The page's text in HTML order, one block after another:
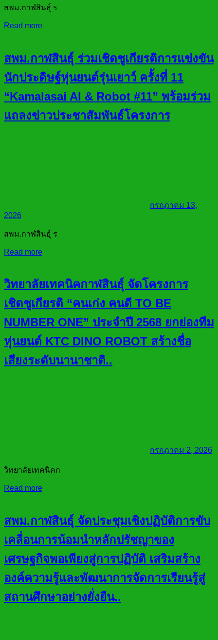
สพม.กาฬสินธุ์ ร
Read more
สพม.กาฬสินธุ์ ร่วมเชิดชูเกียรติการแข่งขัน
นักประดิษฐ์หุ่นยนต์รุ่นเยาว์ ครั้งที่ 11
“Kamalasai AI & Robot #11” พร้อมร่วม
แถลงข่าวประชาสัมพันธ์โครงการ
กรกฎาคม 13,
2026
สพม.กาฬสินธุ์ ร
Read more
วิทยาลัยเทคนิคกาฬสินธุ์ จัดโครงการ
เชิดชูเกียรติ “คนเก่ง คนดี TO BE
NUMBER ONE” ประจำปี 2568 ยกย่องทีม
หุ่นยนต์ KTC DINO ROBOT สร้างชื่อ
เสียงระดับนานาชาติ..
กรกฎาคม 2, 2026
วิทยาลัยเทคนิคก
Read more
สพม.กาฬสินธุ์ จัดประชุมเชิงปฏิบัติการขับ
เคลื่อนการน้อมนำหลักปรัชญาของ
เศรษฐกิจพอเพียงสู่การปฏิบัติ เสริมสร้าง
องค์ความรู้และพัฒนาการจัดการเรียนรู้สู่
สถานศึกษาอย่างยั่งยืน..